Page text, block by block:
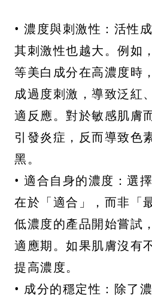
• 濃度與刺激性：活性
其刺激性也越大。例如
等美白成分在高濃度時
成過度刺激，導致泛紅
適反應。對於敏感肌膚
引發炎症，反而導致色
黑。
• 適合自身的濃度：選
在於「適合」，而非「
低濃度的產品開始嘗試
適應期。如果肌膚沒有
提高濃度。
• 成分的穩定性：除了